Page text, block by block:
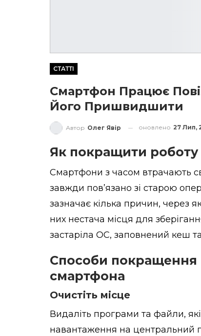
СТАТТІ
Смартфон Працює
Його Пришвидшити
Автор Олег Явір оновлено 27 Лип,
Як покращити
Смартфони з часом втрачають
завжди пов’язано зі старою
зазначає кілька причин, через
них нестача місця для
застаріла ОС, заповнений кеш
Способи покращення
смартфона
Очистіть місце
Видаліть програми та файли,
навантаження на центральний